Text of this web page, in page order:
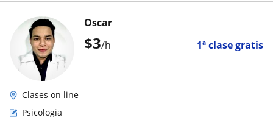
$3/h 1ª clase gratis
Oscar
Clases on line
Psicologia